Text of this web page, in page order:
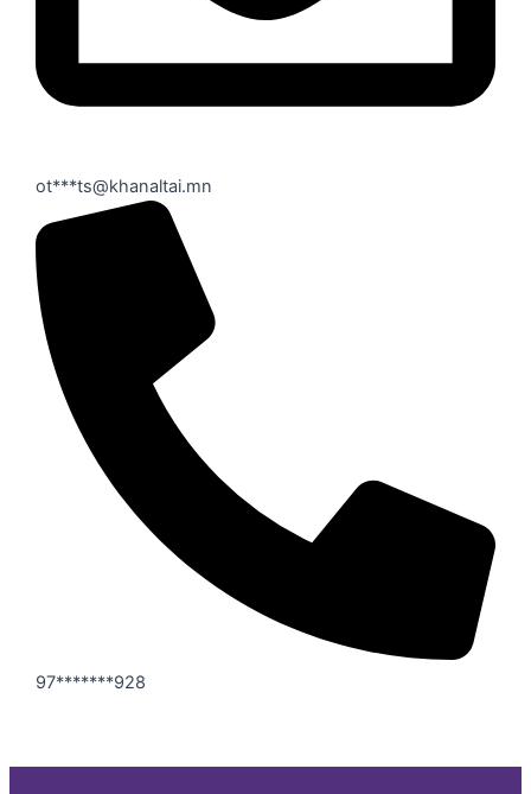
ot***ts@khanaltai.mn
97*******928